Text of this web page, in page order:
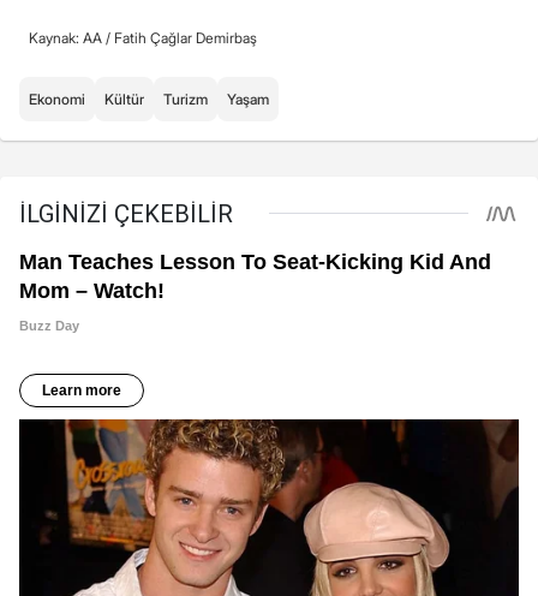
Kaynak: AA / Fatih Çağlar Demirbaş
Ekonomi Kültür Turizm Yaşam